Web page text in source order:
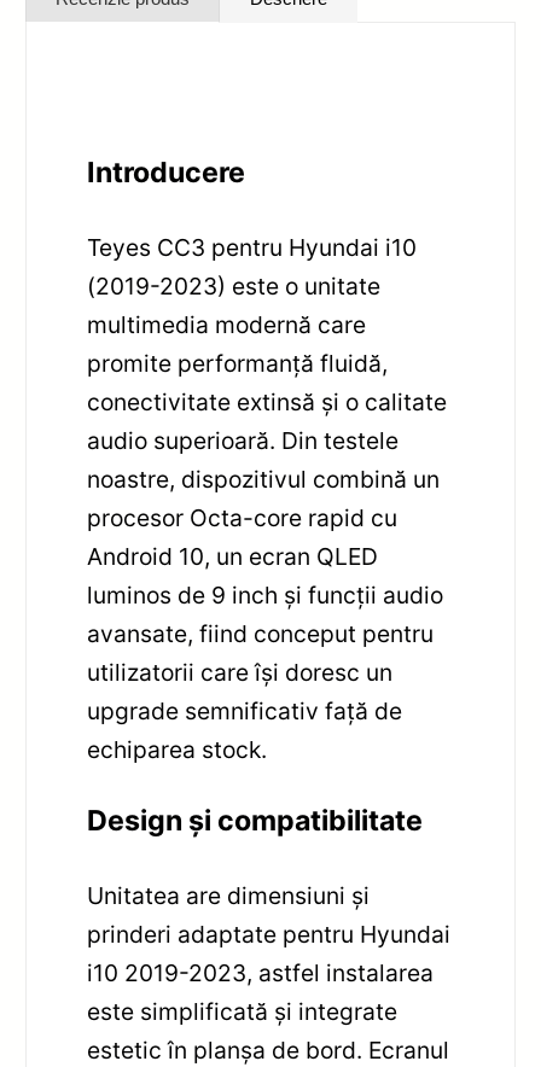
Introducere
Teyes CC3 pentru Hyundai i10
(2019-2023) este o unitate
multimedia modernă care
promite performanță fluidă,
conectivitate extinsă și o calitate
audio superioară. Din testele
noastre, dispozitivul combină un
procesor Octa-core rapid cu
Android 10, un ecran QLED
luminos de 9 inch și funcții audio
avansate, fiind conceput pentru
utilizatorii care își doresc un
upgrade semnificativ față de
echiparea stock.
Design și compatibilitate
Unitatea are dimensiuni și
prinderi adaptate pentru Hyundai
i10 2019-2023, astfel instalarea
este simplificată și integrate
estetic în planșa de bord. Ecranul